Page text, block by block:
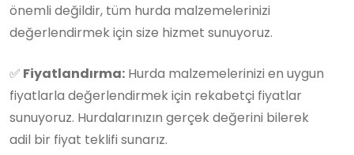
önemli değildir, tüm hurda malzemelerinizi
değerlendirmek için size hizmet sunuyoruz.
✅ Fiyatlandırma: Hurda malzemelerinizi en uygun
fiyatlarla değerlendirmek için rekabetçi fiyatlar
sunuyoruz. Hurdalarınızın gerçek değerini bilerek
adil bir fiyat teklifi sunarız.